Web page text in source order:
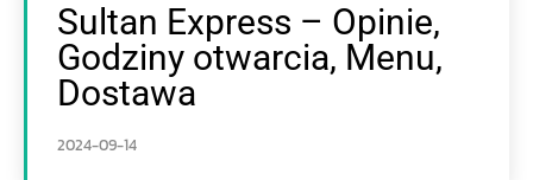
Sultan Express – Opinie,
Godziny otwarcia, Menu,
Dostawa
2024-09-14